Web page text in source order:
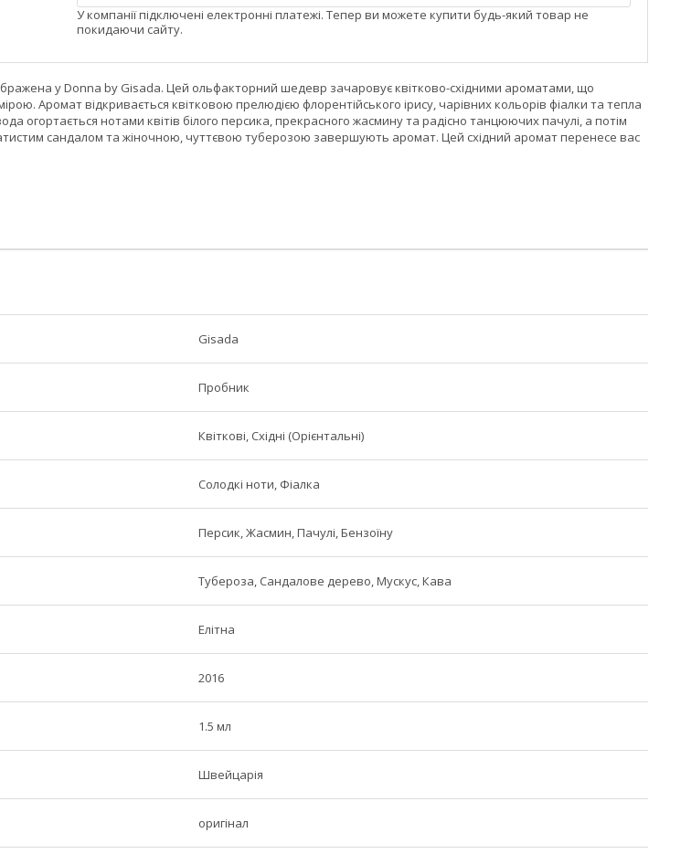
У компанії підключені електронні платежі. Тепер ви можете купити будь-який товар не
покидаючи сайту.
у Donna by Gisada. Цей ольфакторний шедевр зачаровує квітково-східними ароматами, що
Аромат відкривається квітковою прелюдією флорентійського ірису, чарівних кольорів фіалки та тепла
огортається нотами квітів білого персика, прекрасного жасмину та радісно танцюючих пачулі, а потім
сандалом та жіночною, чуттєвою туберозою завершують аромат. Цей східний аромат перенесе вас
Gisada
Пробник
Квіткові, Східні (Орієнтальні)
Солодкі ноти, Фіалка
Персик, Жасмин, Пачулі, Бензоїну
Тубероза, Сандалове дерево, Мускус, Кава
Елітна
2016
1.5 мл
Швейцарія
оригінал